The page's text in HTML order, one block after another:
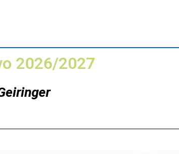
2026/2027